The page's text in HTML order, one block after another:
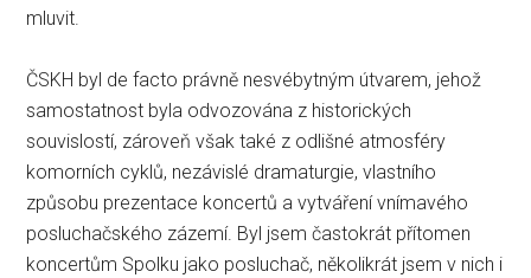
mluvit.
ČSKH byl de facto právně nesvébytným útvarem, jehož
samostatnost byla odvozována z historických
souvislostí, zároveň však také z odlišné atmosféry
komorních cyklů, nezávislé dramaturgie, vlastního
způsobu prezentace koncertů a vytváření vnímavého
posluchačského zázemí. Byl jsem častokrát přítomen
koncertům Spolku jako posluchač, několikrát jsem v nich i